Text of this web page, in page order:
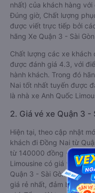
nhất) của khách hàng
Đúng giờ, Chất lượng
được viết trực tiếp bởi
hãng Xe Quận 3 - Sài
Chất lượng các xe khách
được đánh giá 4.3, với
hành khách. Trong đó
Nai tốt nhất tuyến được
là nhà xe Anh Quốc
2. Giá vé xe Quận 3 -
Hiện tại, theo cập nhật
khách đi Đồng Nai từ
từ 140000 đồng -
Limousine có giá vé rẻ
Quận 3 - Sài Gòn Đồng
giá rẻ nhất, đảm bảo giữ